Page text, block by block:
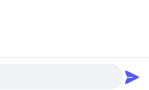
Rigging Co., Ltd.